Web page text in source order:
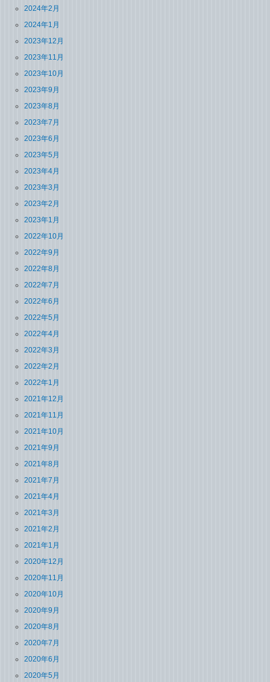
2024年2月
2024年1月
2023年12月
2023年11月
2023年10月
2023年9月
2023年8月
2023年7月
2023年6月
2023年5月
2023年4月
2023年3月
2023年2月
2023年1月
2022年10月
2022年9月
2022年8月
2022年7月
2022年6月
2022年5月
2022年4月
2022年3月
2022年2月
2022年1月
2021年12月
2021年11月
2021年10月
2021年9月
2021年8月
2021年7月
2021年4月
2021年3月
2021年2月
2021年1月
2020年12月
2020年11月
2020年10月
2020年9月
2020年8月
2020年7月
2020年6月
2020年5月